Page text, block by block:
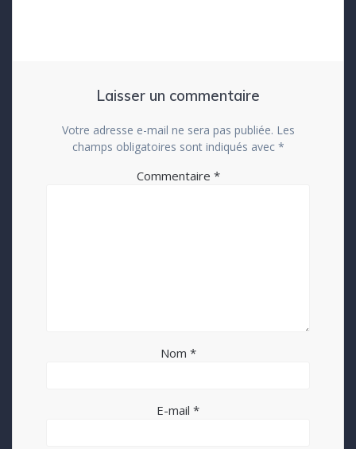
Laisser un commentaire
Votre adresse e-mail ne sera pas publiée. Les
champs obligatoires sont indiqués avec *
Commentaire *
Nom *
E-mail *